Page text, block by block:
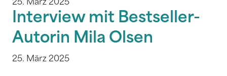
25. März 2025
Interview mit Bestseller-
Autorin Mila Olsen
25. März 2025